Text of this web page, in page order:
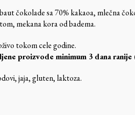
čokolade sa 70% kakaoa, mlečna
mekana kora od badema.
tokom cele godine.
proizvode minimum 3 dana ranije
jaja, gluten, laktoza.